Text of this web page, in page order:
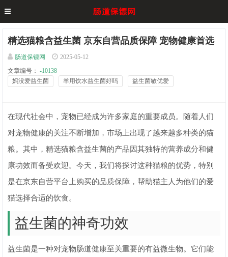
精选猫粮含益生菌 京东自营品质保障 宠物健康首选
肠道保镖网
2025-05-12
文章编号：
-10138
妈没爱益生菌
羊用饮水益生菌好吗 益生菌敏优爱
在现代社会中，宠物已经成为许多家庭的重要成员。随着人们
对宠物健康的关注不断增加，市场上出现了越来越多种类的猫
粮。其中，精选猫粮含益生菌的产品因其独特的营养成分和健
康功效而备受欢迎。今天，我们将探讨这种猫粮的优势，特别
是在京东自营平台上购买的品质保障，帮助猫主人为他们的爱
猫选择合适的饮食。
益生菌的神奇功效
益生菌是一种对宠物肠道健康至关重要的有益微生物。它们能